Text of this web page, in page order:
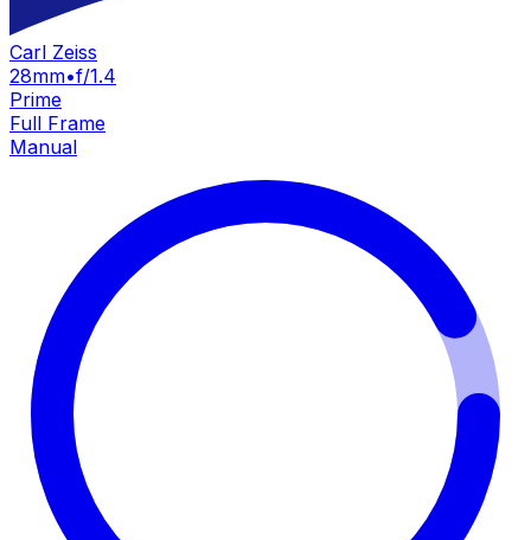
Carl Zeiss
28mm•f/1.4
Prime
Full Frame
Manual